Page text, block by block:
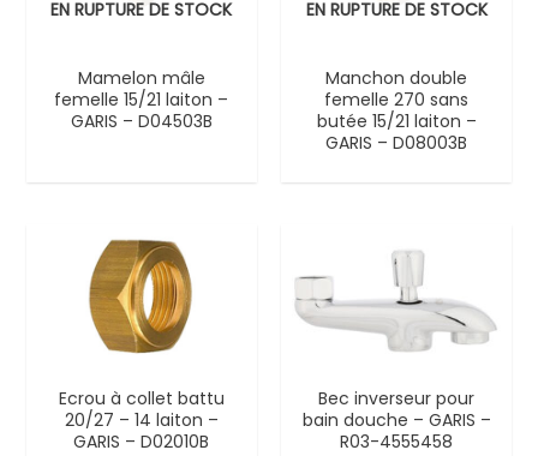
EN RUPTURE DE STOCK
Mamelon mâle
femelle 15/21 laiton –
GARIS – D04503B
EN RUPTURE DE STOCK
Manchon double
femelle 270 sans
butée 15/21 laiton –
GARIS – D08003B
Ecrou à collet battu
20/27 – 14 laiton –
GARIS – D02010B
Bec inverseur pour
bain douche – GARIS –
R03-4555458